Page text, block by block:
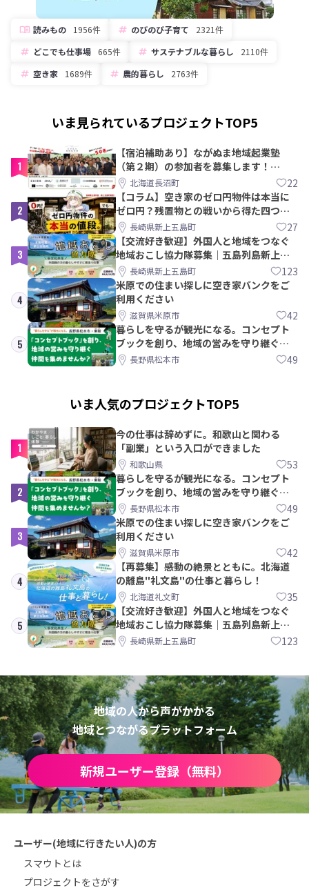
読みもの 1956件 のびのび子育て
2321件
どこでも仕事場
665件 サステナブルな暮らし
2110件
空き家
1689件 農的暮らし 2763件
いま見られているプロジェクトTOP5
1
【宿泊補助あり】ながぬま地域起業塾
（第２期）の参加者を募集します！
【8/21〆】
北海道長沼町 22
2
【コラム】空き家のゼロ円物件は本当に
ゼロ円？残置物との戦いから得た四つの
教訓｜新上五島町
長崎県新上五島町 27
3
【交流好き歓迎】外国人と地域をつなぐ
地域おこし協力隊募集｜五島列島新上五
島町長崎県新上五島町 123
4
米原での住まい探しに空き家バンクをご
利用ください
滋賀県米原市 42
5
暮らしを守るが観光になる。コンセプト
ブックを創り、地域の営みを守り継ぐ仲
間を集めませんか？
長野県松本市 49
いま人気のプロジェクトTOP5
1
今の仕事は辞めずに。和歌山と関わる
「副業」という入口ができました
和歌山県 53
2
暮らしを守るが観光になる。コンセプト
ブックを創り、地域の営みを守り継ぐ仲
間を集めませんか？
長野県松本市 49
3
米原での住まい探しに空き家バンクをご
利用ください
滋賀県米原市 42
4
【再募集】感動の絶景とともに。北海道
の離島"礼文島"の仕事と暮らし！
北海道礼文町 35
5
【交流好き歓迎】外国人と地域をつなぐ
地域おこし協力隊募集｜五島列島新上五
島町長崎県新上五島町 123
地域の人から声がかかる
地域とつながるプラットフォーム
新規ユーザー登録（無料）
ユーザー(地域に行きたい人)の方
スマウトとは
プロジェクトをさがす